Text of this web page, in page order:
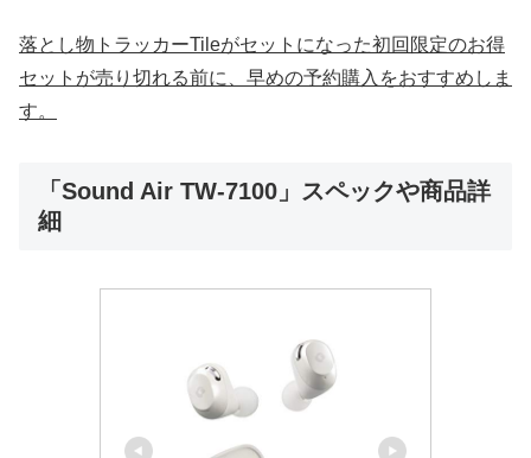
落とし物トラッカーTileがセットになった初回限定のお得
セットが売り切れる前に、早めの予約購入をおすすめしま
す。
「Sound Air TW-7100」スペックや商品詳
細